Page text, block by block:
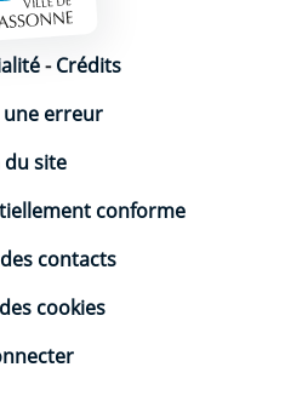
légales
-Crédits
une erreur
du site
conforme
contacts
cookies